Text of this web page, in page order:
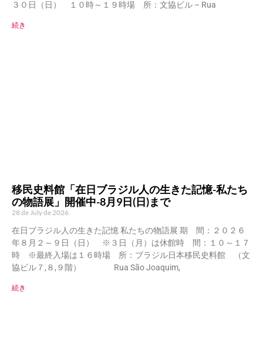
３０日（日） １０時～１９時場 所：文協ビル – Rua
続き
移民史料館「在日ブラジル人の生きた記憶-私たち
の物語展」開催中-8月9日(日)まで
28 de July de 2026
在日ブラジル人の生きた記憶 私たちの物語展 期 間：２０２６
年８月２～９日（日） ※３日（月）は休館時 間：１０～１７
時 ※最終入場は１６時場 所：ブラジル日本移民史料館 （文
協ビル７,８,９階） Rua São Joaquim,
続き